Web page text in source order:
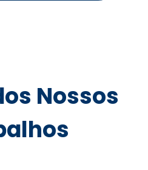
Nossos